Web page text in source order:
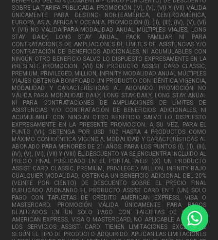
SOBRE LA TARIFA PUBLICADA. PROMOCIÓN (IV), (V), (VI) Y (VII) VÁLIDA
ÚNICAMENTE PARA DESTINO NORTEAMÉRICA, CENTROAMÉRICA,
EUROPA, ASIA, AFRICA Y OCEANIA. PROMOCIÓN (I), (II), (III), (IV), (V), (VI)
Y (VII) NO VÁLIDA PARA MODALIDAD ANUAL MÚLTIPLES VIAJES, LONG
STAY DAILY, LONG STAY ANUAL, PACK FAMILIAR NI PARA
CONTRATACIONES DE AMPLIACIONES DE LÍMITES DE ASISTENCIAS Y/O
CONTRATACIÓN DE BENEFICIOS ADICIONALES; NI ACUMULABLES CON
NINGÚN OTRO BENEFICIO SALVO LO DISPUESTO EXPRESAMENTE EN LA
PRESENTE PROMOCION. (VII) UN PRODUCTO ASSIST CARD CLASSIC,
PREMIUM, PRIVILEGED, MILLION, INFINITY MODALIDAD ANUAL MÚLTIPLES
VIAJES OBTENGA BONIFICADO UN PRODUCTO CON IDÉNTICA VIGENCIA,
MODALIDAD Y CARACTERÍSTICAS AL ABONADO. PROMOCIÓN NO
VÁLIDA PARA MODALIDAD DAILY, LONG STAY DAILY, LONG STAY ANUAL
NI PARA CONTRATACIONES DE AMPLIACIONES DE LÍMITES DE
ASISTENCIAS Y/O CONTRATACIÓN DE BENEFICIOS ADICIONALES; NI
ACUMULABLE CON NINGÚN OTRO BENEFICIO SALVO LO DISPUESTO
EXPRESAMENTE EN LA PRESENTE PROMOCION. A SU VEZ, PARA EL
PUNTO (VII) OBTENGA POR USD 100 HASTA 4 PRODUCTOS COMO
MÁXIMO CON IDÉNTICA VIGENCIA, MODALIDAD Y CARACTERÍSTICAS AL
ABONADO PARA MENORES DE 21 AÑOS. PARA LOS PUNTOS (I), (II), (III),
(IV), (V), (VI), (VII) Y (VIII) EL DESCUENTO YA SE ENCUENTRA INCLUIDO AL
PRECIO FINAL PUBLICADO EN EL PORTAL WEB. (IX) UN PRODUCTO
ASSIST CARD CLASSIC, PREMIUM, PRIVILEGED, MILLION, INFINITY BAJO
CUALQUIER MODALIDAD, OBTENGA UN BENEFICIO ADICIONAL DEL 20%
(VEINTE POR CIENTO) DE DESCUENTO SOBRE EL PRECIO FINAL
PUBLICADO ABONANDO EL PRODUCTO ASSIST CARD EN 1 (UN) SOLO
PAGO CON TARJETAS DE CRÉDITO AMERICAN EXPRESS, VISA O
MASTERCARD. PROMOCIÓN VÁLIDA ÚNICAMENTE PARA PAGOS
REALIZADOS EN UN SOLO PAGO CON TARJETAS DE CRÉDITO
AMERICAN EXPRESS, VISA O MASTERCARD, NO APLICABLE A CUOTAS.
LOS SERVICIOS ASSIST CARD TIENEN LIMITACIONES EXCLUSIVAS
SEGÚN EL TIPO DE PRODUCTO ADQUIRIDO. APLICAN LAS LIMITACIONES